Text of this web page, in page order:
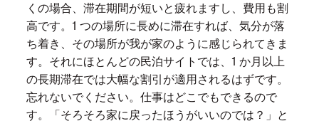
くの場合、滞在期間が短いと疲れますし、費用も割
高です。1 つの場所に長めに滞在すれば、気分が落
ち着き、その場所が我が家のように感じられてきま
す。それにほとんどの民泊サイトでは、1 か月以上
の長期滞在では大幅な割引が適用されるはずです。
忘れないでください。仕事はどこでもできるので
す。「そろそろ家に戻ったほうがいいのでは？」と